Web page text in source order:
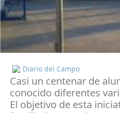
Diario del Campo
Casi un centenar de
conocido diferentes
El objetivo de esta